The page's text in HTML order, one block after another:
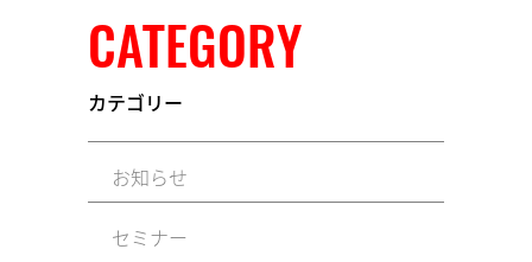
CATEGORY
カテゴリー
お知らせ
セミナー